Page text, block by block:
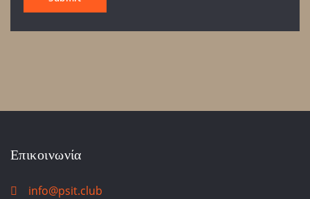
Επικοινωνία
info@psit.club